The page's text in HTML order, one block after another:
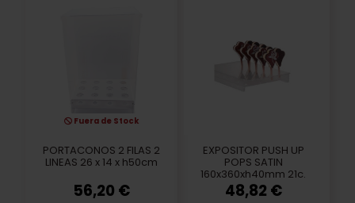
Fuera de Stock
PORTACONOS 2 FILAS 2
LINEAS 26 x 14 x h50cm
56,20 €
EXPOSITOR PUSH UP
POPS SATIN
160x360xh40mm 21c.
48,82 €